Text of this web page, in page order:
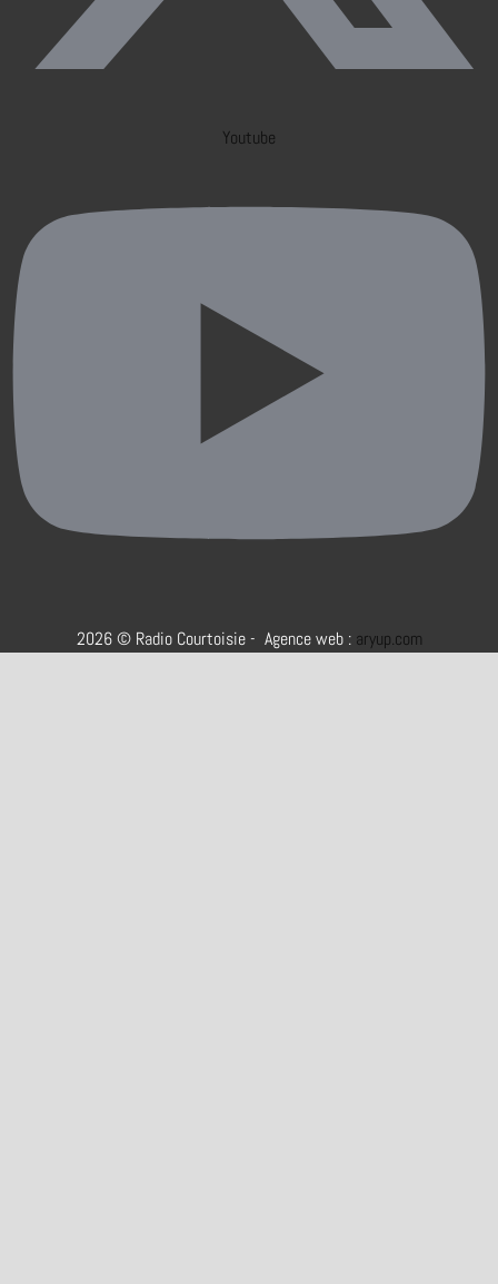
Youtube
2026 © Radio Courtoisie - Agence web : aryup.com